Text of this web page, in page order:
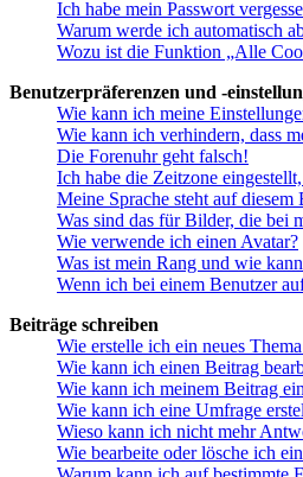
Ich habe mein Passwort
Warum werde ich automatisch
Wozu ist die Funktion „Alle
Benutzerpräferenzen und -
Wie kann ich meine
Wie kann ich verhindern, dass
Die Forenuhr geht falsch!
Ich habe die Zeitzone
Meine Sprache steht auf
Was sind das für Bilder, die bei
Wie verwende ich einen Avatar?
Was ist mein Rang und wie
Wenn ich bei einem Benutzer
Beiträge schreiben
Wie erstelle ich ein neues
Wie kann ich einen Beitrag
Wie kann ich meinem Beitrag
Wie kann ich eine Umfrage
Wieso kann ich nicht mehr
Wie bearbeite oder lösche ich